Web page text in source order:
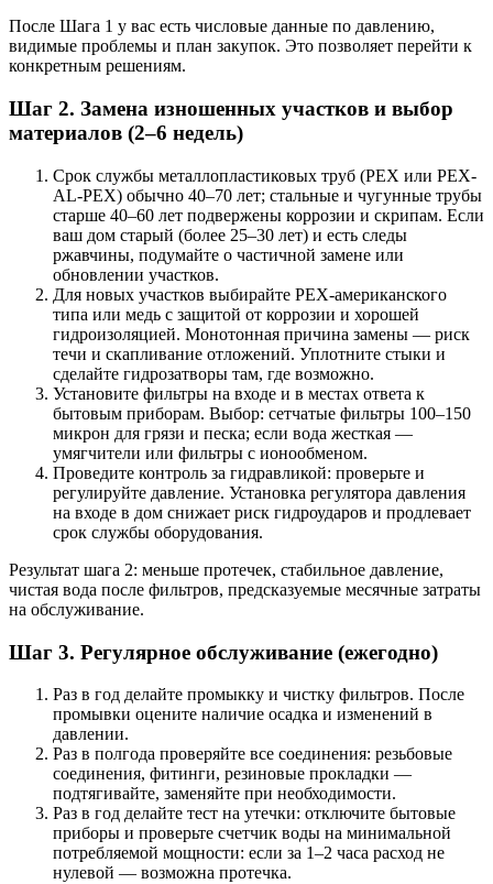
После Шага 1 у вас есть числовые данные по давлению,
видимые проблемы и план закупок. Это позволяет перейти к
конкретным решениям.
Шаг 2. Замена изношенных участков и выбор
материалов (2–6 недель)
Срок службы металлопластиковых труб (PEX или PEX-
AL-PEX) обычно 40–70 лет; стальные и чугунные трубы
старше 40–60 лет подвержены коррозии и скрипам. Если
ваш дом старый (более 25–30 лет) и есть следы
ржавчины, подумайте о частичной замене или
обновлении участков.
Для новых участков выбирайте PEX-американского
типа или медь с защитой от коррозии и хорошей
гидроизоляцией. Монотонная причина замены — риск
течи и скапливание отложений. Уплотните стыки и
сделайте гидрозатворы там, где возможно.
Установите фильтры на входе и в местах ответа к
бытовым приборам. Выбор: сетчатые фильтры 100–150
микрон для грязи и песка; если вода жесткая —
умягчители или фильтры с ионообменом.
Проведите контроль за гидравликой: проверьте и
регулируйте давление. Установка регулятора давления
на входе в дом снижает риск гидроударов и продлевает
срок службы оборудования.
Результат шага 2: меньше протечек, стабильное давление,
чистая вода после фильтров, предсказуемые месячные затраты
на обслуживание.
Шаг 3. Регулярное обслуживание (ежегодно)
Раз в год делайте промыкку и чистку фильтров. После
промывки оцените наличие осадка и изменений в
давлении.
Раз в полгода проверяйте все соединения: резьбовые
соединения, фитинги, резиновые прокладки —
подтягивайте, заменяйте при необходимости.
Раз в год делайте тест на утечки: отключите бытовые
приборы и проверьте счетчик воды на минимальной
потребляемой мощности: если за 1–2 часа расход не
нулевой — возможна протечка.